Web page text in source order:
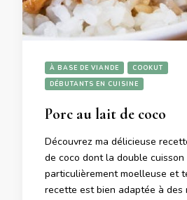
À BASE DE VIANDE
COOKUT
DÉBUTANTS EN CUISINE
Porc au lait de coco
Découvrez ma délicieuse
de coco dont la double
particulièrement moelleuse et
recette est bien adaptée à des